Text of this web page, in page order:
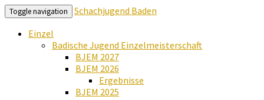
Toggle navigation
Schachjugend Baden
Einzel
Badische Jugend Einzelmeisterschaft
BJEM 2027
BJEM 2026
Ergebnisse
BJEM 2025